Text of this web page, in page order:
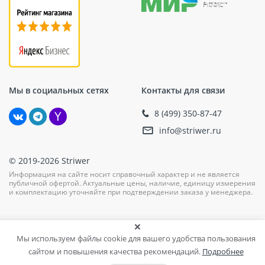
Расход
1900 кг/м3
Адгезия к бетону
Стоимость ремонтных
смесей брендаРекс
Наименование
Цена
От 745,00 руб за шт
РЕКС АКВА
ДЕНСИТ
РЕКС АР
От 820,00 руб за шт
комплект
РЕКС БАРЬЕР
От 1342,00 руб за шт
Мы в социальных сетях Контакты для связи
8 (499) 350-87-47
info@striwer.ru
© 2019-2026 Striwer
Информация на сайте носит справочный характер и не является
публичной офертой. Актуальные цены, наличие, единицу измерения
и комплектацию уточняйте при подтверждении заказа у менеджера.
Мы используем файлы cookie для вашего удобства пользования
сайтом и повышения качества рекомендаций. Подробнее